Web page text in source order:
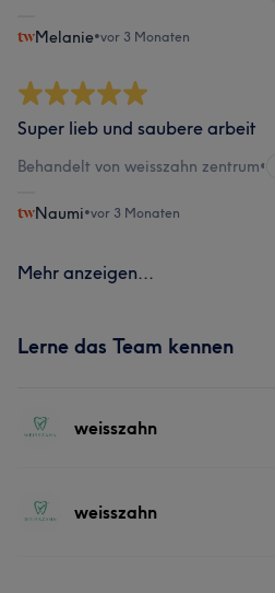
Melanie•vor 3 Monaten
Super lieb und saubere arbeit
Behandelt von weisszahn zentrum•
Naumi•vor 3 Monaten
Mehr anzeigen...
Lerne das Team kennen
weisszahn
Services
weisszahn